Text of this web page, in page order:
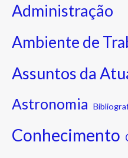
Administração
Ambiente de
Assuntos da
Astronomia
Conhecimento